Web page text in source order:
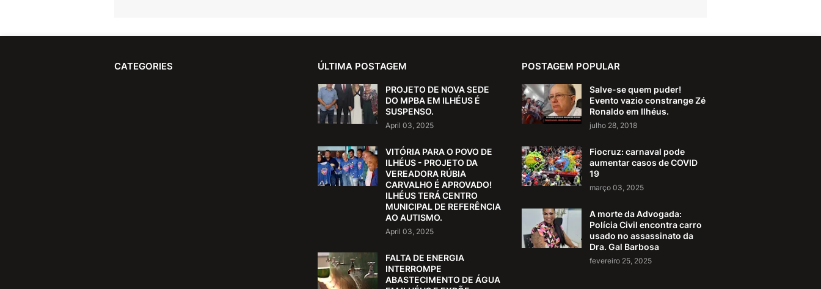
CATEGORIES ÚLTIMA POSTAGEM
PROJETO DE NOVA SEDE
DO MPBA EM ILHÉUS É
SUSPENSO.
April 03, 2025
VITÓRIA PARA O POVO DE
ILHÉUS - PROJETO DA
VEREADORA RÚBIA
CARVALHO É APROVADO!
ILHÉUS TERÁ CENTRO
MUNICIPAL DE REFERÊNCIA
AO AUTISMO.
April 03, 2025
FALTA DE ENERGIA
INTERROMPE
ABASTECIMENTO DE ÁGUA
POSTAGEM POPULAR
Salve-se quem puder!
Evento vazio constrange Zé
Ronaldo em Ilhéus.
julho 28, 2018
Fiocruz: carnaval pode
aumentar casos de COVID
19
março 03, 2025
A morte da Advogada:
Polícia Civil encontra carro
usado no assassinato da
Dra. Gal Barbosa
fevereiro 25, 2025